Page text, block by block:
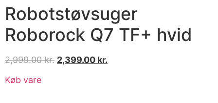
Robotstøvsuger
Roborock Q7 TF+ hvid
2,999.00kr. 2,399.00 kr.
Køb vare